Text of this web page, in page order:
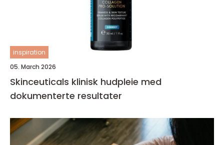
inspiration
05. March 2026
Skinceuticals klinisk hudpleie med
dokumenterte resultater